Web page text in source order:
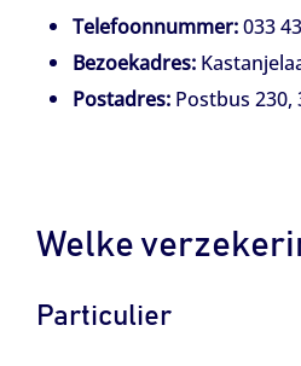
Telefoonnummer:033
Bezoekadres:
Postadres: Postbus 230,
Welke
Particulier